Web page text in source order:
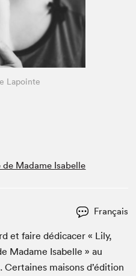
Lapointe
de Madame Isabelle
Français
et faire dédi­cac­er « Lily,
Madame Isabelle » au
. Cer­taines maisons d’édi­tion